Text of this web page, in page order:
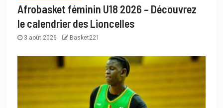
Afrobasket féminin U18 2026 – Découvrez
le calendrier des Lioncelles
3 août 2026 Basket221